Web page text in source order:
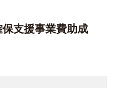
支援事業費助成